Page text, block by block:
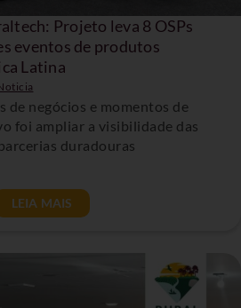
Projeto leva 8 OSPs
eventos de produtos
Latina
de negócios e momentos de
foi ampliar a visibilidade das
duradouras
LEIA MAIS